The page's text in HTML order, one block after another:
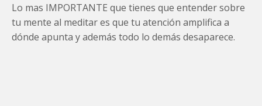
Lo mas IMPORTANTE que tienes que entender sobre
tu mente al meditar es que tu atención amplifica a
dónde apunta y además todo lo demás desaparece.